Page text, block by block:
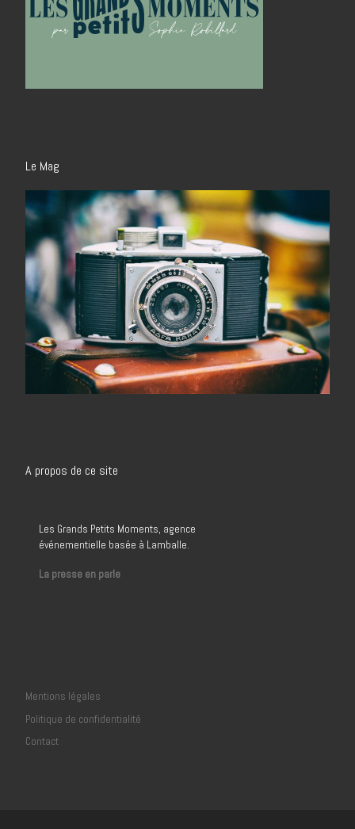
Le Mag
A propos de ce site
Les Grands Petits Moments, agence
événementielle basée à Lamballe.
La presse en parle
Mentions légales
Politique de confidentialité
Contact